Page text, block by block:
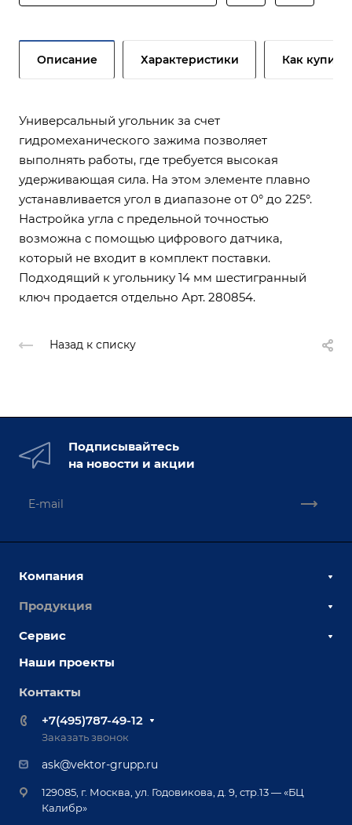
Описание Характеристики Как купить
Универсальный угольник за счет
гидромеханического зажима позволяет
выполнять работы, где требуется высокая
удерживающая сила. На этом элементе плавно
устанавливается угол в диапазоне от 0° до 225°.
Настройка угла с предельной точностью
возможна с помощью цифрового датчика,
который не входит в комплект поставки.
Подходящий к угольнику 14 мм шестигранный
ключ продается отдельно Арт. 280854.
Назад к списку
Подписывайтесь
на новости и акции
Компания
О компании
Выставки и мероприятия
Вопрос ответ
Реквизиты
Документы
Продукция
Сборочно-сварочные столы
Оснастка для сварочных столов
Оборудование для приварки крепежа
Приварной крепеж
Специализированные решения для сварки
Позиционеры и вращатели
Сервис
Сервисное обслуживание
Обучение
Лизинг
Гарантия
Наши проекты
Контакты
+7(495)787-49-12
Заказать звонок
ask@vektor-grupp.ru
129085, г. Москва, ул. Годовикова, д. 9, стр.13 — «БЦ
Калибр»